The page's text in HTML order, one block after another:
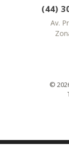
(44)
Av.
©